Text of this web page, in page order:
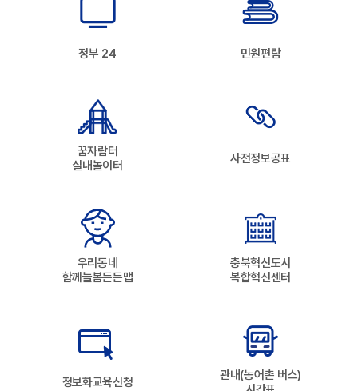
정부 24 민원편람
꿈자람터
실내놀이터
사전정보공표
우리동네
함께늘봄든든맵
충북혁신도시
복합혁신센터
정보화교육신청
관내(농어촌 버스)